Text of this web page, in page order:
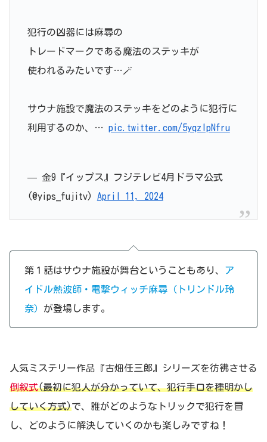
犯行の凶器には麻尋の
トレードマークである魔法のステッキが
使われるみたいです…🪄
サウナ施設で魔法のステッキをどのように犯行に
利用するのか、… pic.twitter.com/5yqzIpNfru
— 金9『イップス』フジテレビ4月ドラマ公式
(@yips_fujitv) April 11, 2024
第１話はサウナ施設が舞台ということもあり、 ア
イドル熱波師・電撃ウィッチ麻尋（トリンドル玲
奈） が登場します。
人気ミステリー作品『古畑任三郎』シリーズを彷彿させる
倒叙式(最初に犯人が分かっていて、犯行手口を種明かし
していく方式)で、誰がどのようなトリックで犯行を冒
し、どのように解決していくのかも楽しみですね！